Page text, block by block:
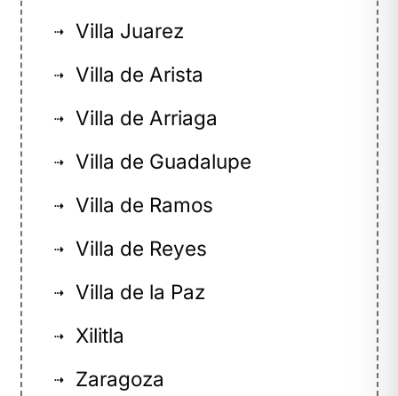
⇢ Villa Juarez
⇢ Villa de Arista
⇢ Villa de Arriaga
⇢ Villa de Guadalupe
⇢ Villa de Ramos
⇢ Villa de Reyes
⇢ Villa de la Paz
⇢ Xilitla
⇢ Zaragoza